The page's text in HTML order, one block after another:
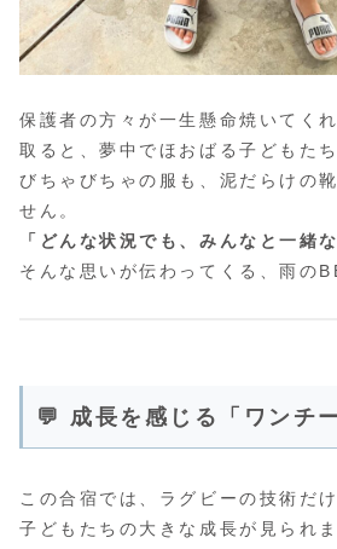
保護者の方々が一生懸命焼いてく
取ると、夢中でほおばる子どもたち
びちゃびちゃの服も、泥だらけの
せん。
「どんな状況でも、みんなと一緒
そんな思いが伝わってくる、雨の
💬 成長を感じる「ワンチ
この合宿では、ラグビーの技術だ
子どもたちの大きな成長が見られま